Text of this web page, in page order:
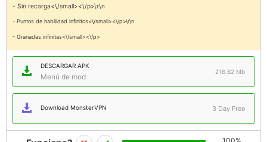
- Sin recarga<\/small><\/p>\r\n
- Puntos de habilidad infinitos<\/small><\/p>\r\n
- Granadas infinitas<\/small><\/p>
DESCARGAR APK
Menú de mod
216.62 Mb
Download MonsterVPN 3 Day Free